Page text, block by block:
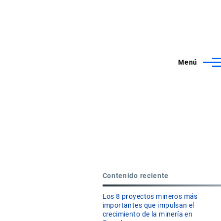
Menú
Contenido reciente
Los 8 proyectos mineros más
importantes que impulsan el
crecimiento de la minería en